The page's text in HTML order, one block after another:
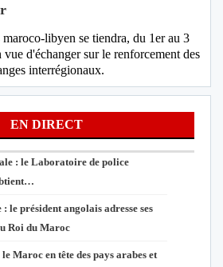
libyen se tiendra, du 1er au 3
vue d'échanger sur le renforcement des
interrégionaux.
EN DIRECT
: le Laboratoire de police
: le président angolais adresse ses
Roi du Maroc
Maroc en tête des pays arabes et